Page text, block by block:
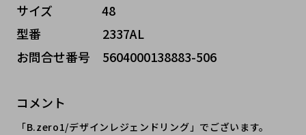
サイズ    48
型番     2337AL
お問合せ番号 5604000138883-506
コメント
「B.zero1/デザインレジェンドリング」でございます。